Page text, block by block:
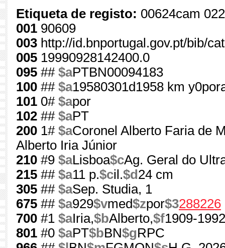
Etiqueta de registo: 00624cam
001 90609
003 http://id.bnportugal.gov.pt/bib/
005 19990928142400.0
095 ## $aPTBN00094183
100 ## $a19580301d1958 km
101 0# $apor
102 ## $aPT
200 1# $aCoronel Alberto Faria de
Alberto Iria Júnior
210 #9 $aLisboa$cAg. Geral do
215 ## $a11 p.$cil.$d 24 cm
305 ## $aSep. Studia, 1
675 ## $a929$vmed$zpor$3288226
700 #1 $aIria,$bAlberto,$f1909-1992
801 #0 $aPT$bBN$gRPC